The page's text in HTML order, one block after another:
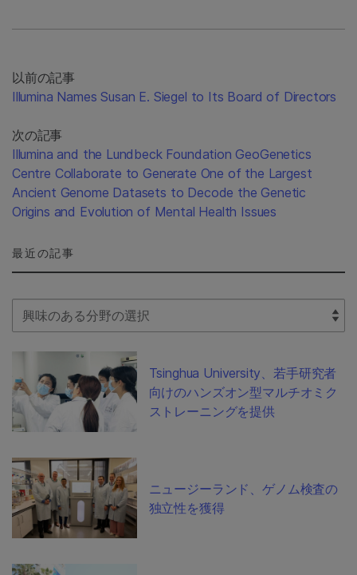
以前の記事
Illumina Names Susan E. Siegel to Its Board of Directors
次の記事
Illumina and the Lundbeck Foundation GeoGenetics
Centre Collaborate to Generate One of the Largest
Ancient Genome Datasets to Decode the Genetic
Origins and Evolution of Mental Health Issues
最近の記事
Select Filter
Tsinghua University、若手研究者
向けのハンズオン型マルチオミク
ストレーニングを提供
ニュージーランド、ゲノム検査の
独立性を獲得